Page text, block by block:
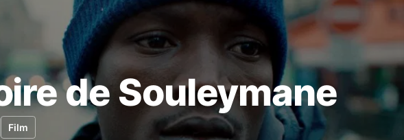
de Souleymane
Film